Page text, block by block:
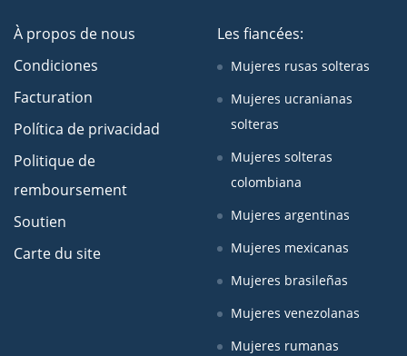
À propos de nous
Condiciones
Facturation
Política de privacidad
Politique de
remboursement
Soutien
Carte du site
Les fiancées:
Mujeres rusas solteras
Mujeres ucranianas
solteras
Mujeres solteras
colombiana
Mujeres argentinas
Mujeres mexicanas
Mujeres brasileñas
Mujeres venezolanas
Mujeres rumanas